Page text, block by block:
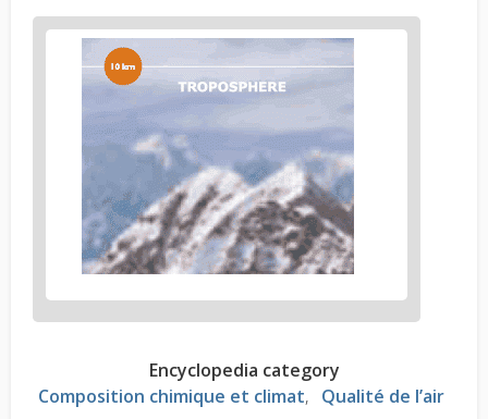
Encyclopedia category
Composition chimique et climat
Qualité de l’air